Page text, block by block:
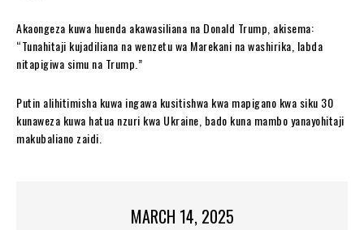
Akaongeza kuwa huenda akawasiliana na Donald Trump, akisema:
“Tunahitaji kujadiliana na wenzetu wa Marekani na washirika, labda
nitapigiwa simu na Trump.”
Putin alihitimisha kuwa ingawa kusitishwa kwa mapigano kwa siku 30
kunaweza kuwa hatua nzuri kwa Ukraine, bado kuna mambo yanayohitaji
makubaliano zaidi.
MARCH 14, 2025